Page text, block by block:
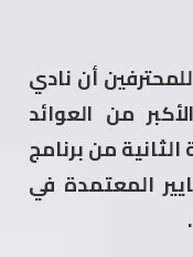
أن نادي
من العوائد
من برنامج
المعتمدة في